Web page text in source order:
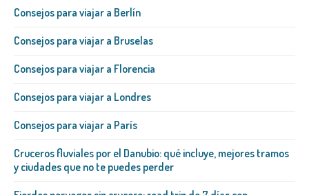
Consejos para viajar a Berlín
Consejos para viajar a Bruselas
Consejos para viajar a Florencia
Consejos para viajar a Londres
Consejos para viajar a París
Cruceros fluviales por el Danubio: qué incluye, mejores tramos
y ciudades que no te puedes perder